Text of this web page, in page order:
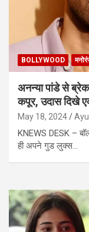
BOLLYWOOD
अनन्या पांडे से
कपूर, उदास दिखे
May 18, 2024
KNEWS DESK –
ही अपने गुड लुक्स…